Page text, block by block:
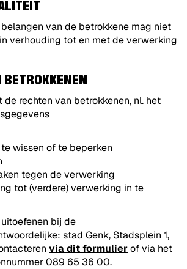
van de betrokkene mag niet
verhouding tot en met de verwerking
BETROKKENEN
de rechten van betrokkenen, nl. het
wissen of te beperken
tegen de verwerking
tot (verdere) verwerking in te
bij de
stad Genk, Stadsplein 1,
via dit formulierof via het
089 65 36 00.